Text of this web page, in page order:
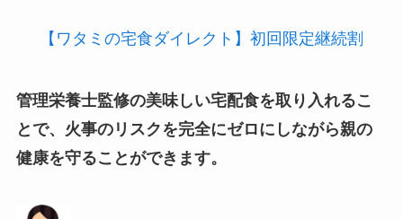
【ワタミの宅食ダイレクト】初回限定継続割
管理栄養士監修の美味しい宅配食を取り入れるこ
とで、火事のリスクを完全にゼロにしながら親の
健康を守ることができます。